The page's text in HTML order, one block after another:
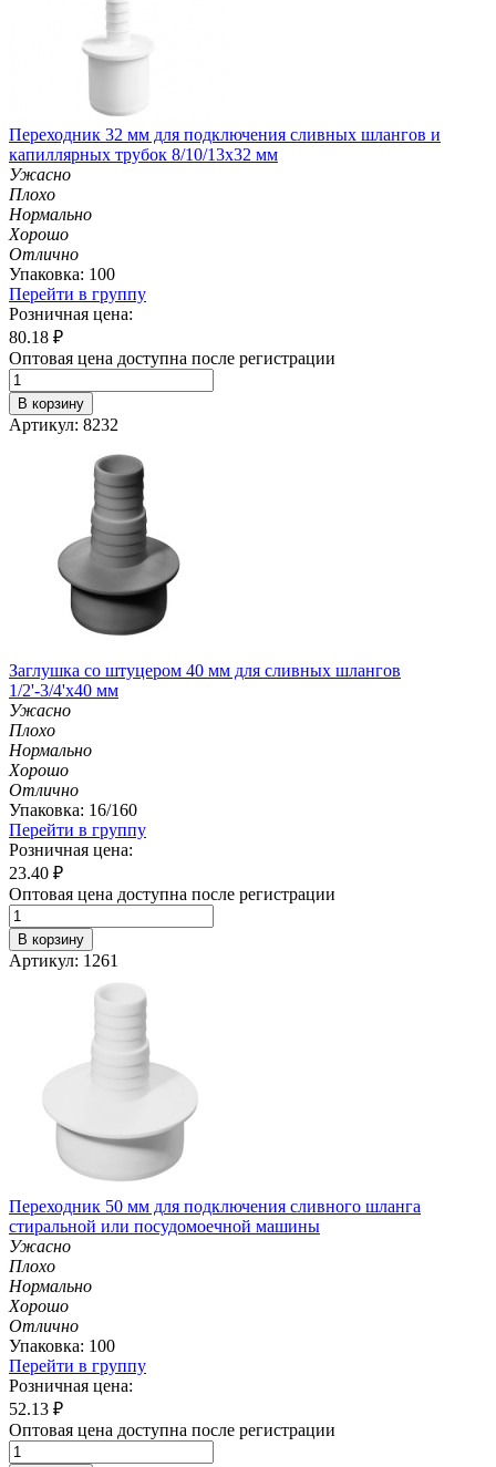
Переходник 32 мм для подключения сливных шлангов и
капиллярных трубок 8/10/13х32 мм
Ужасно
Плохо
Нормально
Хорошо
Отлично
Упаковка: 100
Перейти в группу
Розничная цена:
80.18 ₽
Оптовая цена доступна после регистрации
В корзину
Артикул: 8232
Заглушка со штуцером 40 мм для сливных шлангов
1/2'-3/4'х40 мм
Ужасно
Плохо
Нормально
Хорошо
Отлично
Упаковка: 16/160
Перейти в группу
Розничная цена:
23.40 ₽
Оптовая цена доступна после регистрации
В корзину
Артикул: 1261
Переходник 50 мм для подключения сливного шланга
стиральной или посудомоечной машины
Ужасно
Плохо
Нормально
Хорошо
Отлично
Упаковка: 100
Перейти в группу
Розничная цена:
52.13 ₽
Оптовая цена доступна после регистрации